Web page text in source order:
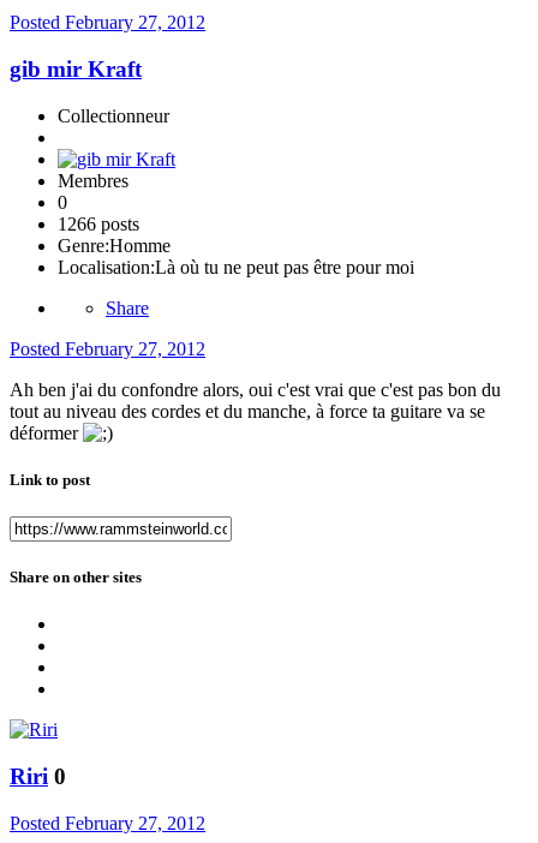
Posted February 27, 2012
gib mir Kraft
Collectionneur
Membres
0
1266 posts
Genre:Homme
Localisation:Là où tu ne peut pas être pour moi
Share
Posted February 27, 2012
Ah ben j'ai du confondre alors, oui c'est vrai que c'est pas bon du
tout au niveau des cordes et du manche, à force ta guitare va se
déformer
Link to post
Share on other sites
Riri 0
Posted February 27, 2012